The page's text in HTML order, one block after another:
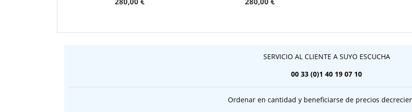
SERVICIO AL CLIENTE A SUYO ESCUCHA
00 33 (0)1 40 19 07 10
Ordenar en cantidad y beneficiarse de precios